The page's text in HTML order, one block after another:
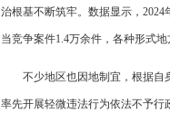
治根基不断筑牢。数据显示，
当竞争案件1.4万余件，各种形式
不少地区也因地制宜，根据自
率先开展轻微违法行为依法不予行